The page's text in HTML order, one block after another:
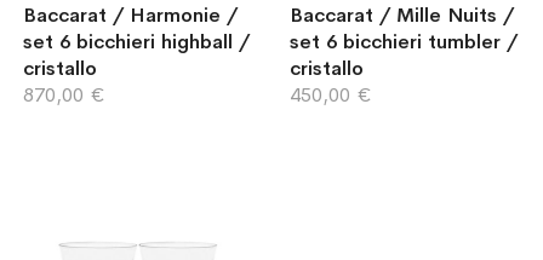
Baccarat / Harmonie /
set 6 bicchieri highball /
cristallo
870,00 €
Baccarat / Mille Nuits /
set 6 bicchieri tumbler /
cristallo
450,00 €